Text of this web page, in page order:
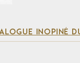
INOPINÉ